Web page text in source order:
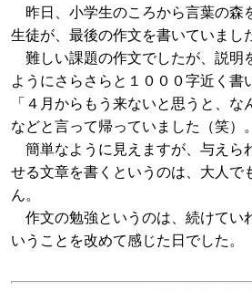
昨日、小学生のころから言葉の森
生徒が、最後の作文を書いていまし
難しい課題の作文でしたが、説明
ようにさらさらと１０００字近く書
「４月からもう来ないと思うと、な
などと言って帰っていました（笑）。
簡単なように見えますが、与えら
せる文章を書くというのは、大人で
ん。
作文の勉強というのは、続けてい
いうことを改めて感じた日でした。